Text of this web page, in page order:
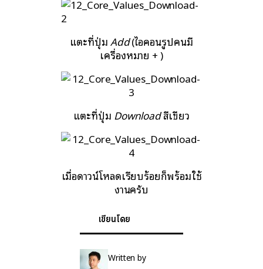
แตะที่ปุ่มAdd(ไอคอนรูปคนมี
เครื่องหมาย + )
แตะที่ปุ่ม Downloadสีเขียว
เมื่อดาวน์โหลดเรียบร้อยก็พร้อมใช้
งานครับ
เขียนโดย
Written by